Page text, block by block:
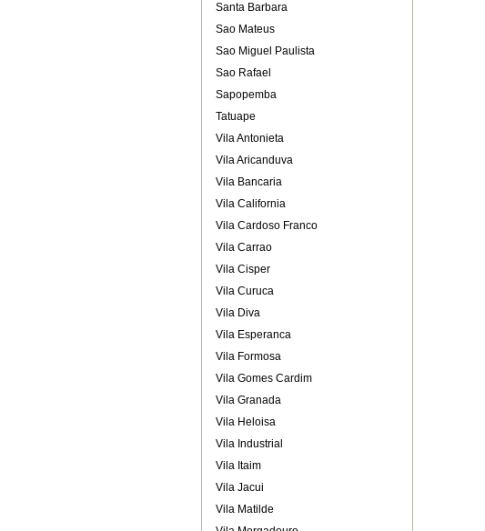
Santa Barbara
Sao Mateus
Sao Miguel Paulista
Sao Rafael
Sapopemba
Tatuape
Vila Antonieta
Vila Aricanduva
Vila Bancaria
Vila California
Vila Cardoso Franco
Vila Carrao
Vila Cisper
Vila Curuca
Vila Diva
Vila Esperanca
Vila Formosa
Vila Gomes Cardim
Vila Granada
Vila Heloisa
Vila Industrial
Vila Itaim
Vila Jacui
Vila Matilde